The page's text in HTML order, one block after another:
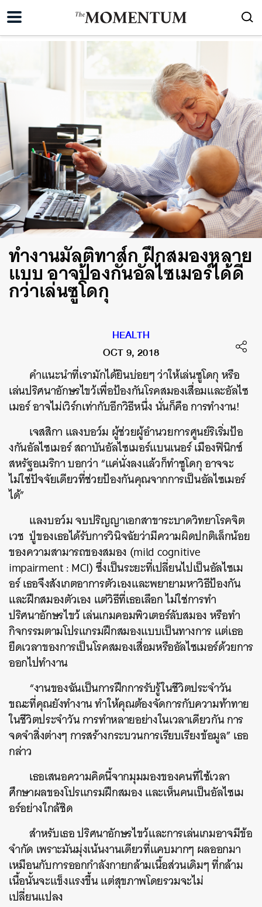
ทำงานมัลติทาส์ก ฝึกสมองหลาย
แบบ อาจป้องกันอัลไซเมอร์ได้ดี
กว่าเล่นซูโดกุ
HEALTH
OCT 9, 2018
คำแนะนำที่เรามักได้ยินบ่อยๆ ว่าให้เล่นซูโดกุ หรือ
เล่นปริศนาอักษรไขว้เพื่อป้องกันโรคสมองเสื่อมและอัลไซ
เมอร์ อาจไม่เวิร์กเท่ากับอีกวิธีหนึ่ง นั่นก็คือ การทำงาน!
เจสสิกา แลงบอว์ม ผู้ช่วยผู้อำนวยการศูนย์ริเริ่มป้อ
งกันอัลไซเมอร์ สถาบันอัลไซเมอร์แบนเนอร์ เมืองฟินิกซ์
สหรัฐอเมริกา บอกว่า “แค่นั่งลงแล้วก็ทำซูโดกุ อาจจะ
ไม่ใช่ปัจจัยเดียวที่ช่วยป้องกันคุณจากการเป็นอัลไซเมอร์
ได้”
แลงบอว์ม จบปริญญาเอกสาขาระบาดวิทยาโรคจิต
เวช ปู่ของเธอได้รับการวินิจฉัยว่ามีความผิดปกติเล็กน้อย
ของความสามารถของสมอง (mild cognitive
impairment : MCI) ซึ่งเป็นระยะที่เปลี่ยนไปเป็นอัลไซเม
อร์ เธอจึงสังเกตอาการตัวเองและพยายามหาวิธีป้องกัน
และฝึกสมองตัวเอง แต่วิธีที่เธอเลือก ไม่ใช่การทำ
ปริศนาอักษรไขว้ เล่นเกมคอมพิวเตอร์ลับสมอง หรือทำ
กิจกรรมตามโปรแกรมฝึกสมองแบบเป็นทางการ แต่เธอ
ยืดเวลาของการเป็นโรคสมองเสื่อมหรืออัลไซเมอร์ด้วยการ
ออกไปทำงาน
“งานของฉันเป็นการฝึกการรับรู้ในชีวิตประจำวัน
ขณะที่คุณยังทำงาน ทำให้คุณต้องจัดการกับความท้าทาย
ในชีวิตประจำวัน การทำหลายอย่างในเวลาเดียวกัน การ
จดจำสิ่งต่างๆ การสร้างกระบวนการเรียบเรียงข้อมูล” เธอ
กล่าว
เธอเสนอความคิดนี้จากมุมมองของคนที่ใช้เวลา
ศึกษาผลของโปรแกรมฝึกสมอง และเห็นคนเป็นอัลไซเม
อร์อย่างใกล้ชิด
สำหรับเธอ ปริศนาอักษรไขว้และการเล่นเกมอาจมีข้อ
จำกัด เพราะมันมุ่งเน้นงานเดียวที่แคบมากๆ ผลออกมา
เหมือนกับการออกกำลังกายกล้ามเนื้อส่วนเดิมๆ ที่กล้าม
เนื้อนั้นจะแข็งแรงขึ้น แต่สุขภาพโดยรวมจะไม่
เปลี่ยนแปลง